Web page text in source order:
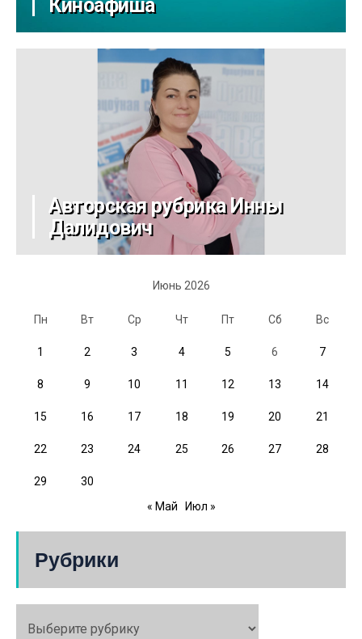
Киноафиша
Авторская рубрика Инны
Далидович
Июнь 2026
Пн Вт Ср Чт Пт Сб Вс
1 2 3 4 5 6 7
8 9 10 11 12 13 14
15 16 17 18 19 20 21
22 23 24 25 26 27 28
29
30
« Май
Июл »
Рубрики